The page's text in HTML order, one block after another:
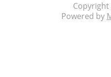
Powered by